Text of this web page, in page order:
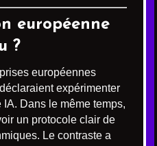
européenne
?
européennes
expérimenter
IA. Dans le même temps,
un protocole clair de
Le contraste a